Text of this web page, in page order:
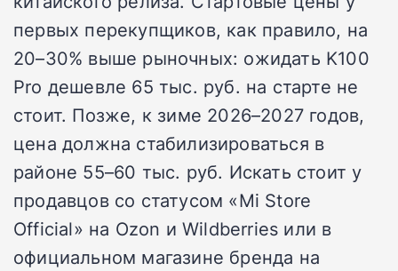
первых перекупщиков, как правило, на
20–30% выше рыночных: ожидать K100
Pro дешевле 65 тыс. руб. на старте не
стоит. Позже, к зиме 2026–2027 годов,
цена должна стабилизироваться в
районе 55–60 тыс. руб. Искать стоит у
продавцов со статусом «Mi Store
Official» на Ozon и Wildberries или в
официальном магазине бренда на